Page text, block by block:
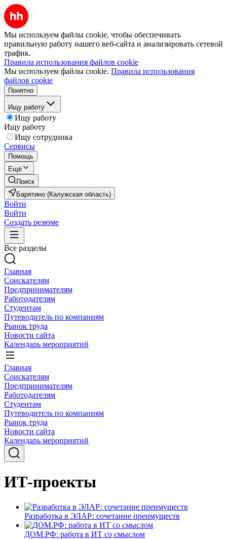
Мы используем файлы cookie, чтобы обеспечивать
правильную работу нашего веб-сайта и анализировать сетевой
трафик.
Правила использования файлов cookie
Мы используем файлы cookie. Правила использования
файлов cookie
Понятно
Ищу работу
Ищу работу
Ищу работу
Ищу сотрудника
Сервисы
Помощь
Ещё
Поиск
Барятино (Калужская область)
Войти
Войти
Создать резюме
Все разделы
Главная
Соискателям
Предпринимателям
Работодателям
Студентам
Путеводитель по компаниям
Рынок труда
Новости сайта
Календарь мероприятий
Главная
Соискателям
Предпринимателям
Работодателям
Студентам
Путеводитель по компаниям
Рынок труда
Новости сайта
Календарь мероприятий
ИТ-проекты
Разработка в ЭЛАР: сочетание преимуществ
ДОМ.РФ: работа в ИТ со смыслом